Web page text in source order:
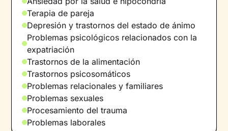
descubriremos tus recursos internos
potenciarlos y, al mismo tiempo, combinarlos
connuevas habilidades que te ayudarán a
alcanzar los objetivos que te propongas.
A través de técnicas y ejercicios específicos
elegidos según tus valores y necesidades,
podrás reestructurar la forma de pensar y
actuar que te ha limitado hasta ahora. Estaré a
tu lado para animarte y apoyarte, y
caminaremos juntos hacia la meta: tu
Terapia de pareja
Depresión y trastornos del estado de ánimo
Problemas psicológicos relacionados con la
expatriación
Trastornos de la alimentación
Trastornos psicosomáticos
Problemas relacionales y familiares
Problemas sexuales
Procesamiento del trauma
Problemas laborales